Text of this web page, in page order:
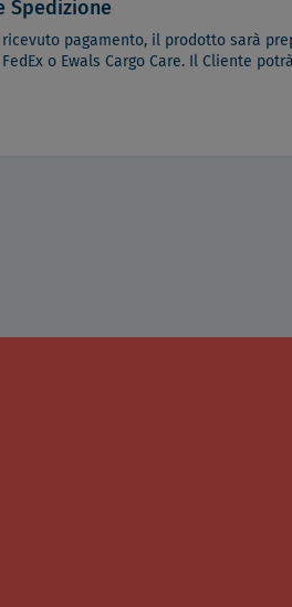
Spedizione
ricevuto pagamento, il prodotto sarà
FedEx o Ewals Cargo Care. Il Cliente